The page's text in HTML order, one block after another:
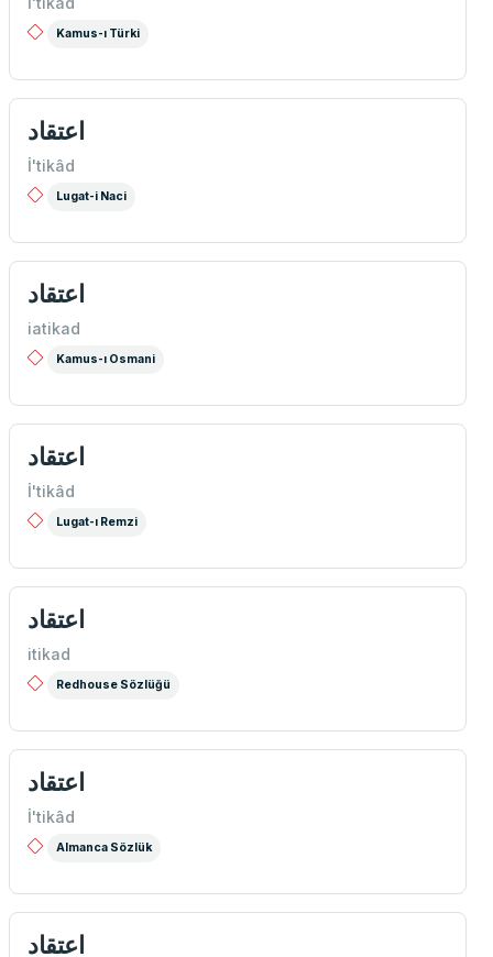
Kamus-ı Türki
اعتقاد
İ'tikâd
Lugat-i Naci
اعتقاد
iatikad
Kamus-ı Osmani
اعتقاد
İ'tikâd
Lugat-ı Remzi
اعتقاد
itikad
Redhouse Sözlüğü
اعتقاد
İ'tikâd
Almanca Sözlük
اعتقاد